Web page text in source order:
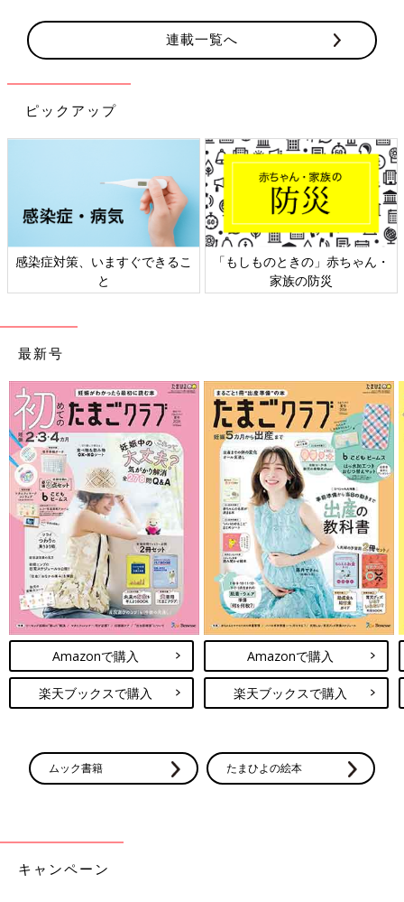
連載一覧へ
ピックアップ
感染症対策、いますぐできるこ
と
「もしものときの」赤ちゃん・
家族の防災
最新号
Amazonで購入
楽天ブックスで購入
Amazonで購入
楽天ブックスで購入
ムック書籍 たまひよの絵本
キャンペーン